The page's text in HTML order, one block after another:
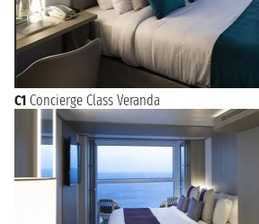
C1 Concierge Class Veranda